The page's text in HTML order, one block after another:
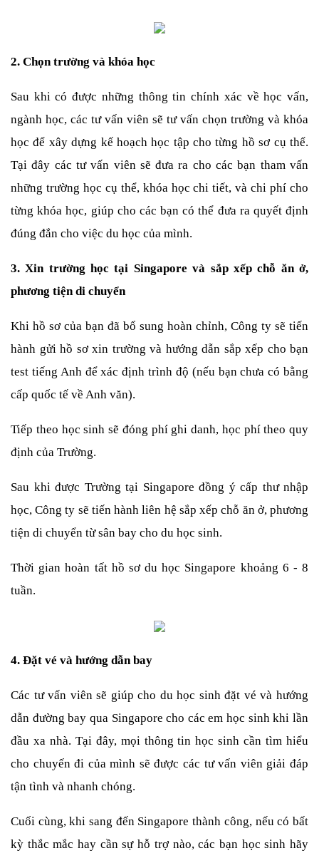
2. Chọn trường và khóa học
Sau khi có được những thông tin chính xác về học vấn,
ngành học, các tư vấn viên sẽ tư vấn chọn trường và khóa
học để xây dựng kế hoạch học tập cho từng hồ sơ cụ thể.
Tại đây các tư vấn viên sẽ đưa ra cho các bạn tham vấn
những trường học cụ thể, khóa học chi tiết, và chi phí cho
từng khóa học, giúp cho các bạn có thể đưa ra quyết định
đúng đắn cho việc du học của mình.
3. Xin trường học tại Singapore và sắp xếp chỗ ăn ở,
phương tiện di chuyển
Khi hồ sơ của bạn đã bổ sung hoàn chỉnh, Công ty sẽ tiến
hành gửi hồ sơ xin trường và hướng dẫn sắp xếp cho bạn
test tiếng Anh để xác định trình độ (nếu bạn chưa có bằng
cấp quốc tế về Anh văn).
Tiếp theo học sinh sẽ đóng phí ghi danh, học phí theo quy
định của Trường.
Sau khi được Trường tại Singapore đồng ý cấp thư nhập
học, Công ty sẽ tiến hành liên hệ sắp xếp chỗ ăn ở, phương
tiện di chuyển từ sân bay cho du học sinh.
Thời gian hoàn tất hồ sơ du học Singapore khoảng 6 - 8
tuần.
4. Đặt vé và hướng dẫn bay
Các tư vấn viên sẽ giúp cho du học sinh đặt vé và hướng
dẫn đường bay qua Singapore cho các em học sinh khi lần
đầu xa nhà. Tại đây, mọi thông tin học sinh cần tìm hiểu
cho chuyến đi của mình sẽ được các tư vấn viên giải đáp
tận tình và nhanh chóng.
Cuối cùng, khi sang đến Singapore thành công, nếu có bất
kỳ thắc mắc hay cần sự hỗ trợ nào, các bạn học sinh hãy